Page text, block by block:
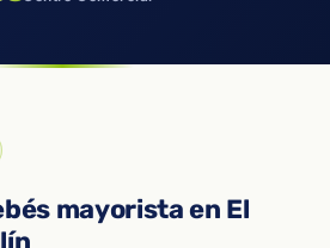
mayorista en El